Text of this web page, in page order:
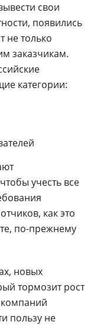
свои
появились
не только
заказчикам.
категории:
учесть все
как это
по-прежнему
новых
тормозит рост
пользу не